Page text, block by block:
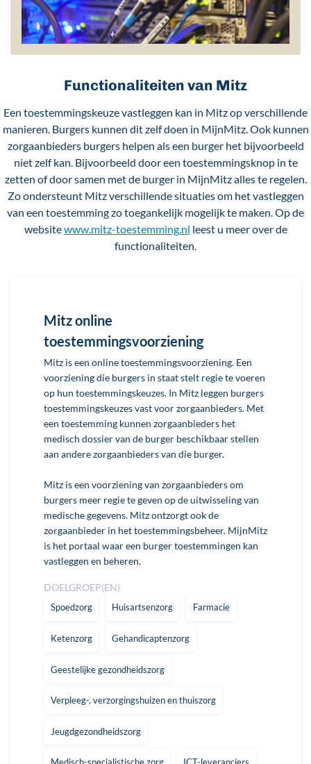
Functionaliteiten van Mitz
Een toestemmingskeuze vastleggen kan in Mitz op verschillende
manieren. Burgers kunnen dit zelf doen in MijnMitz. Ook kunnen
zorgaanbieders burgers helpen als een burger het bijvoorbeeld
niet zelf kan. Bijvoorbeeld door een toestemmingsknop in te
zetten of door samen met de burger in MijnMitz alles te regelen.
Zo ondersteunt Mitz verschillende situaties om het vastleggen
van een toestemming zo toegankelijk mogelijk te maken. Op de
websitewww.mitz-toestemming.nl leest u meer over de
functionaliteiten.
Mitz online
toestemmingsvoorziening
Mitz is een online toestemmingsvoorziening. Een
voorziening die burgers in staat stelt regie te voeren
op hun toestemmingskeuzes. In Mitz leggen burgers
toestemmingskeuzes vast voor zorgaanbieders. Met
een toestemming kunnen zorgaanbieders het
medisch dossier van de burger beschikbaar stellen
aan andere zorgaanbieders van die burger.
Mitz is een voorziening van zorgaanbieders om
burgers meer regie te geven op de uitwisseling van
medische gegevens. Mitz ontzorgt ook de
zorgaanbieder in het toestemmingsbeheer. MijnMitz
is het portaal waar een burger toestemmingen kan
vastleggen en beheren.
DOELGROEP(EN)
Spoedzorg Huisartsenzorg Farmacie
Ketenzorg Gehandicaptenzorg
Geestelijke gezondheidszorg
Verpleeg-, verzorgingshuizen en thuiszorg
Jeugdgezondheidszorg